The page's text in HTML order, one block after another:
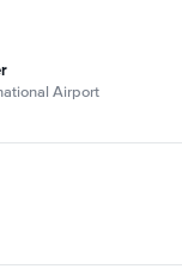
Airport